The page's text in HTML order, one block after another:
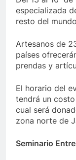
especializada
resto del
Artesanos de
países
prendas y
El horario del
tendrá un
cual será
zona norte de
Seminario